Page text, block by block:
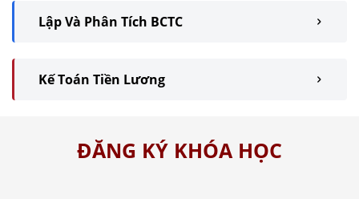
Lập Và Phân Tích BCTC
Kế Toán Tiền Lương
ĐĂNG KÝ KHÓA HỌC